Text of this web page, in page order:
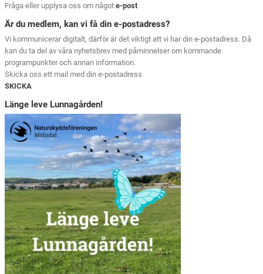
Fråga eller upplysa oss om någote-post
Är du medlem, kan vi få din e-postadress?
Vi kommunicerar digitalt, därför är det viktigt att vi har din e-postadress. Då
kan du ta del av våra nyhetsbrev med påminnelser om kommande
programpunkter och annan information.
Skicka oss ett mail med din e-postadress
SKICKA
Länge leve Lunnagården!